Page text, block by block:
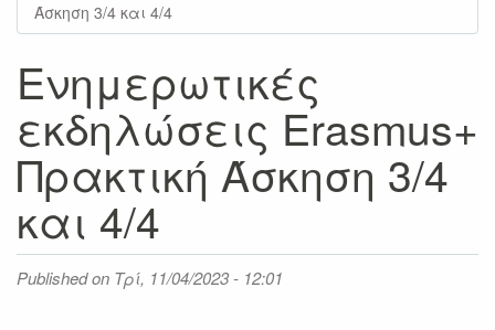
Άσκηση 3/4 και 4/4
Ενημερωτικές
εκδηλώσεις Erasmus+
Πρακτική Άσκηση 3/4
και 4/4
Published on Τρί, 11/04/2023 - 12:01